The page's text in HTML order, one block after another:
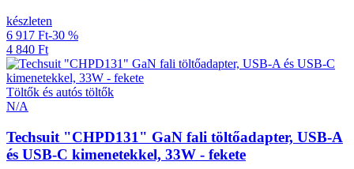
készleten
6 917 Ft-30 %
4 840 Ft
Töltők és autós töltők
N/A
Techsuit "CHPD131" GaN fali töltőadapter, USB-A
és USB-C kimenetekkel, 33W - fekete